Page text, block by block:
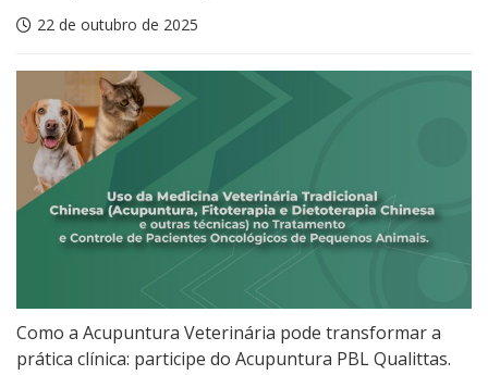
22 de outubro de 2025
Como a Acupuntura Veterinária pode transformar a
prática clínica: participe do Acupuntura PBL Qualittas.